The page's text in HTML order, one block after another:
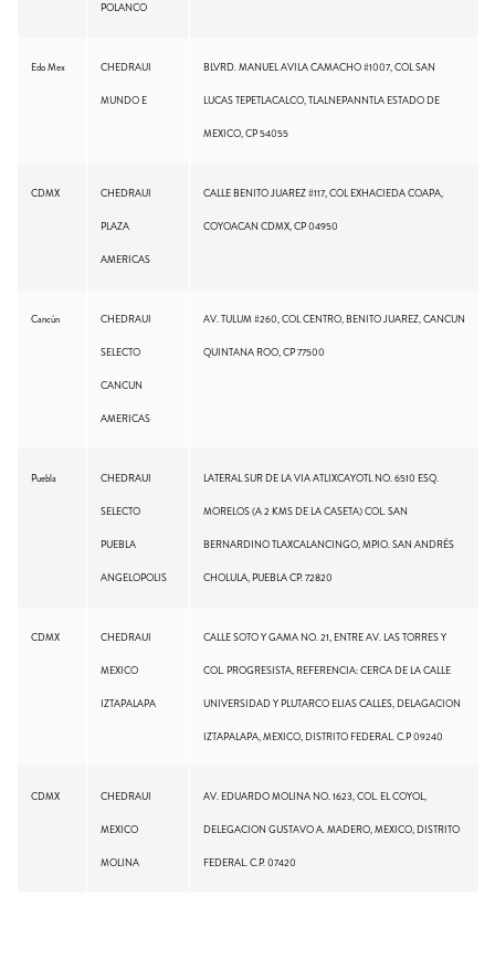
POLANCO
Edo Mex CHEDRAUI
MUNDO E
BLVRD. MANUEL AVILA CAMACHO #1007, COL SAN
LUCAS TEPETLACALCO, TLALNEPANNTLA ESTADO DE
MEXICO, CP 54055
CDMX CHEDRAUI
PLAZA
AMERICAS
CALLE BENITO JUAREZ #117, COL EXHACIEDA COAPA,
COYOACAN CDMX, CP 04950
Cancún CHEDRAUI
SELECTO
CANCUN
AMERICAS
AV. TULUM #260, COL CENTRO, BENITO JUAREZ, CANCUN
QUINTANA ROO, CP 77500
Puebla CHEDRAUI
SELECTO
PUEBLA
ANGELOPOLIS
LATERAL SUR DE LA VIA ATLIXCAYOTL NO. 6510 ESQ.
MORELOS (A 2 KMS DE LA CASETA) COL. SAN
BERNARDINO TLAXCALANCINGO, MPIO. SAN ANDRÉS
CHOLULA, PUEBLA CP. 72820
CDMX CHEDRAUI
MEXICO
IZTAPALAPA
CALLE SOTO Y GAMA NO. 21, ENTRE AV. LAS TORRES Y
COL. PROGRESISTA, REFERENCIA: CERCA DE LA CALLE
UNIVERSIDAD Y PLUTARCO ELIAS CALLES, DELAGACION
IZTAPALAPA, MEXICO, DISTRITO FEDERAL. C.P 09240
CDMX CHEDRAUI
MEXICO
MOLINA
AV. EDUARDO MOLINA NO. 1623, COL. EL COYOL,
DELEGACION GUSTAVO A. MADERO, MEXICO, DISTRITO
FEDERAL. C.P. 07420